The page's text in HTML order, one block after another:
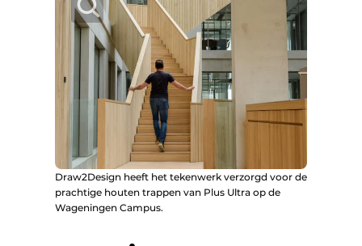
Draw2Design heeft het tekenwerk verzorgd voor de
prachtige houten trappen van Plus Ultra op de
Wageningen Campus.